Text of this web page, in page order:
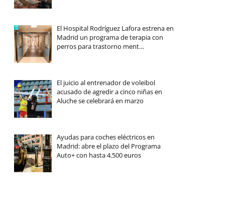
El Hospital Rodríguez Lafora estrena en
Madrid un programa de terapia con
perros para trastorno ment…
El juicio al entrenador de voleibol
acusado de agredir a cinco niñas en
Aluche se celebrará en marzo
Ayudas para coches eléctricos en
Madrid: abre el plazo del Programa
Auto+ con hasta 4.500 euros